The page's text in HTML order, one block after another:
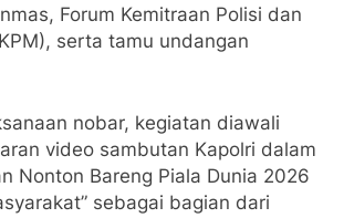
Forum Kemitraan Polisi dan
serta tamu undangan
nobar, kegiatan diawali
video sambutan Kapolri dalam
Nonton Bareng Piala Dunia 2026
sebagai bagian dari